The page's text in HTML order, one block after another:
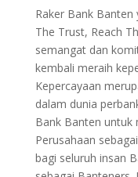
Raker Bank Banten
The Trust, Reach
semangat dan
kembali meraih
Kepercayaan
dalam dunia
Bank Banten untuk
Perusahaan
bagi seluruh insan